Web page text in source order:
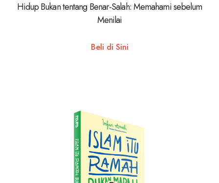
Hidup Bukan tentang Benar-Salah: Memahami sebelum
Menilai
Beli di Sini